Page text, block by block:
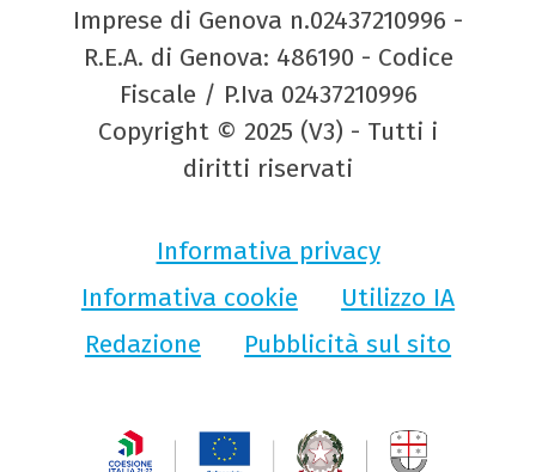
Imprese di Genova n.02437210996 -
R.E.A. di Genova: 486190 - Codice
Fiscale / P.Iva 02437210996
Copyright © 2025 (V3) - Tutti i
diritti riservati
Informativa privacy
Informativa cookie
Utilizzo IA
Redazione
Pubblicità sul sito